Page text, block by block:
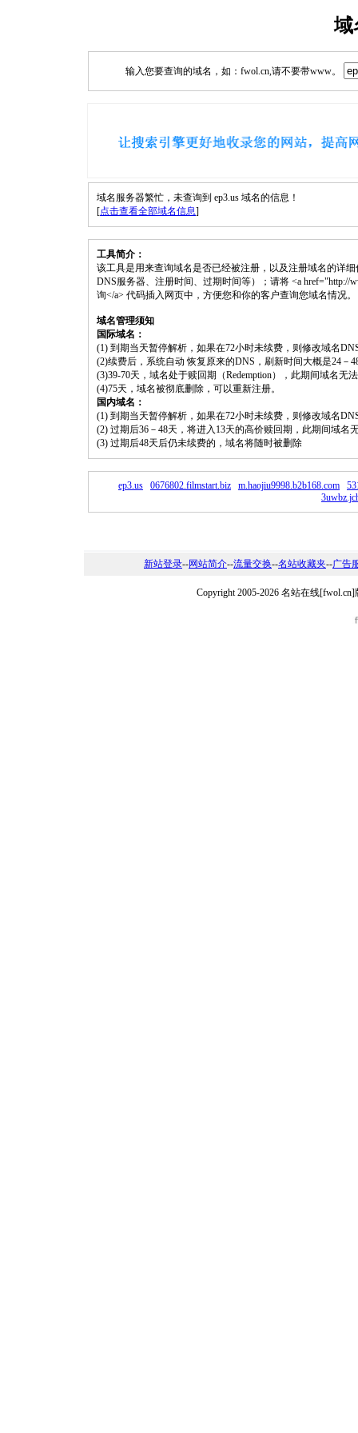
域
输入您要查询的域名，如：fwol.cn,请不要带www。
域名服务器繁忙，未查询到 ep3.us 域名的信息！
[点击查看全部域名信息]
工具简介：
该工具是用来查询域名是否已经被注册，以及注册域名的详
DNS服务器、注册时间、过期时间等）；请将 <a href="http://
询</a> 代码插入网页中，方便您和你的客户查询您域名情况。
域名管理须知
国际域名：
(1) 到期当天暂停解析，如果在72小时未续费，则修改域名
(2)续费后，系统自动 恢复原来的DNS，刷新时间大概是24－
(3)39-70天，域名处于赎回期（Redemption），此期间域名无
(4)75天，域名被彻底删除，可以重新注册。
国内域名：
(1) 到期当天暂停解析，如果在72小时未续费，则修改域名
(2) 过期后36－48天，将进入13天的高价赎回期，此期间域名
(3) 过期后48天后仍未续费的，域名将随时被删除
ep3.us 0676802.filmstart.biz m.haojiu9998.b2b168.com
新站登录--网站简介--流量交换--名站收藏夹--广告
Copyright 2005-2026 名站在线